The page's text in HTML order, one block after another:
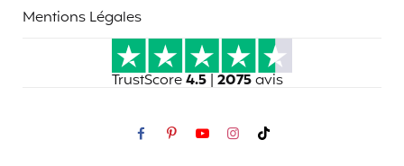
Mentions Légales
TrustScore4.5 | 2075avis